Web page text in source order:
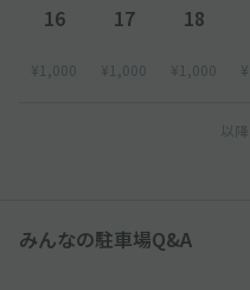
16
¥1,000
17
¥1,000
18
¥1,000
以
みんなの駐車場Q&A